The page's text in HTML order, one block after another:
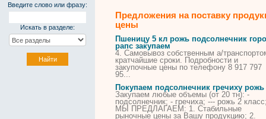
Введите слово или фразу:
Искать в разделе:
Предложения на поставку
цены
Пшеницу 5 кл рожь подсолнечник
рапс закупаем
4. Самовывоз собственным а/
кратчайшие сроки. Подробности и
закупочные цены по телефону 8 917 797
95...
Покупаем подсолнечник гречиху рожь
Закупаем любые объемы (от 20 тн): -
подсолнечник; - гречиха; --- рожь 2
МЫ ПРЕДЛАГАЕМ: 1. Стабильные
рыночные цены за Вашу продукцию; 2.